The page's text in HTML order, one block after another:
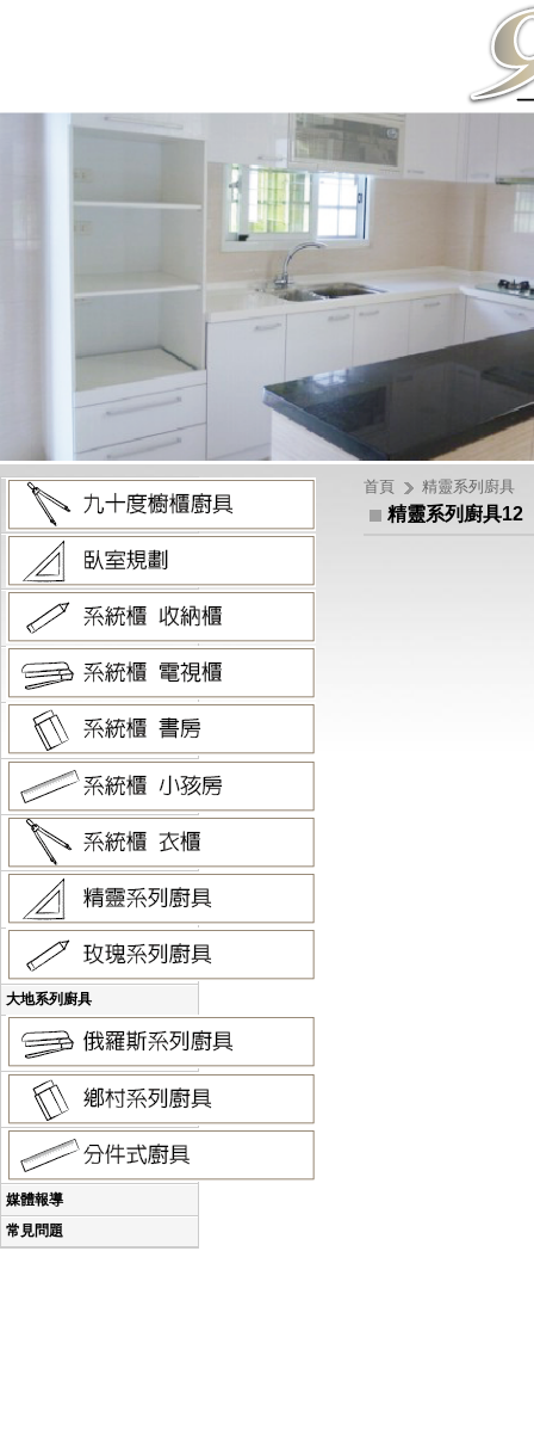
大地系列廚具
媒體報導
常見問題
首頁 精靈系列廚具
精靈系列廚具12